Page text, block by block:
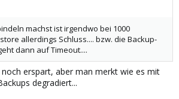
machst ist irgendwo bei 1000
allerdings Schluss.... bzw. die Backup-
dann auf Timeout....
erspart, aber man merkt wie es mit
degradiert...